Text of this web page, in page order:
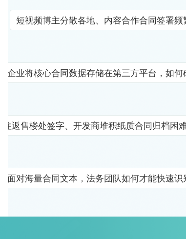
短视频博主分散各地、内容合作合同签署
企业将核心合同数据存储在第三方平台，如
往返售楼处签字、开发商堆积纸质合同归档困
面对海量合同文本，法务团队如何才能快速